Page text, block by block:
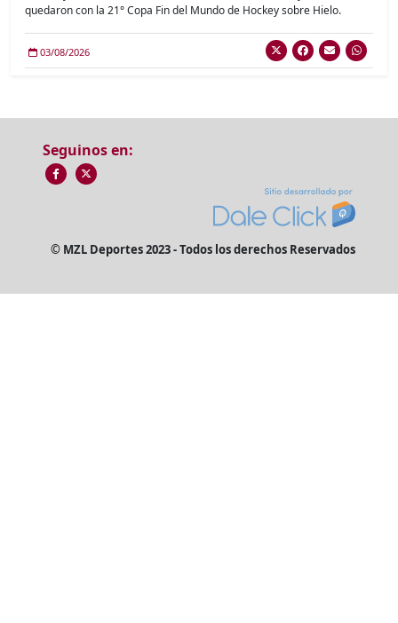
quedaron con la 21° Copa Fin del Mundo de Hockey sobre Hielo.
03/08/2026
Seguinos en:
© MZL Deportes 2023 - Todos los derechos Reservados